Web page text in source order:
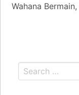
Wahana Bermain,